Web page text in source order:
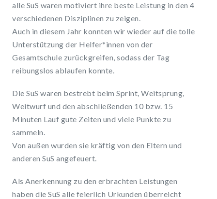
alle SuS waren motiviert ihre beste Leistung in den 4
verschiedenen Disziplinen zu zeigen.
Auch in diesem Jahr konnten wir wieder auf die tolle
Unterstützung der Helfer*innen von der
Gesamtschule zurückgreifen, sodass der Tag
reibungslos ablaufen konnte.
Die SuS waren bestrebt beim Sprint, Weitsprung,
Weitwurf und den abschließenden 10 bzw. 15
Minuten Lauf gute Zeiten und viele Punkte zu
sammeln.
Von außen wurden sie kräftig von den Eltern und
anderen SuS angefeuert.
Als Anerkennung zu den erbrachten Leistungen
haben die SuS alle feierlich Urkunden überreicht